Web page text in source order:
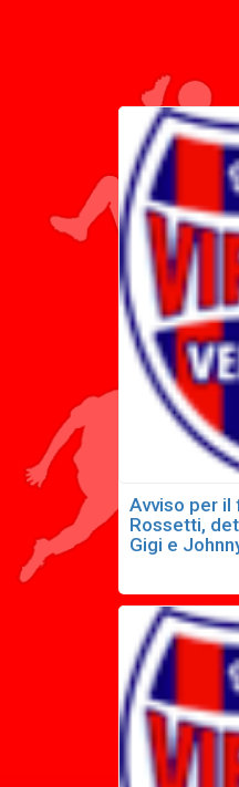
Avviso per il
Rossetti,
Gigi e